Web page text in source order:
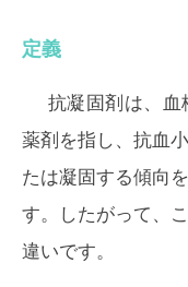
定義
抗凝固剤は、血
薬剤を指し、抗血
たは凝固する傾向
す。したがって、
違いです。